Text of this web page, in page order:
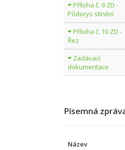
Příloha č. 9 ZD -
Půdorys stínění
Příloha č. 10 ZD -
Řez
Zadávací
dokumentace
Písemná
Název